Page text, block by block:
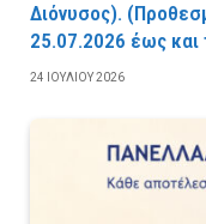
Διόνυσος).
25.07.2026 έως και
24 ΙΟΥΛΊΟΥ 2026